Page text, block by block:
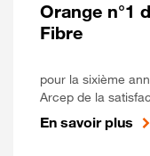
Orange n°1
Fibre
pour la sixième
Arcep de la
En savoir plus